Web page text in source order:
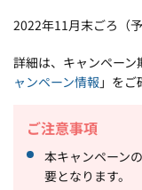
2022年11月末ごろ（予
詳細は、キャンペー
ャンペーン情報 」をご
ご注意事項
本キャンペーン
要となります。